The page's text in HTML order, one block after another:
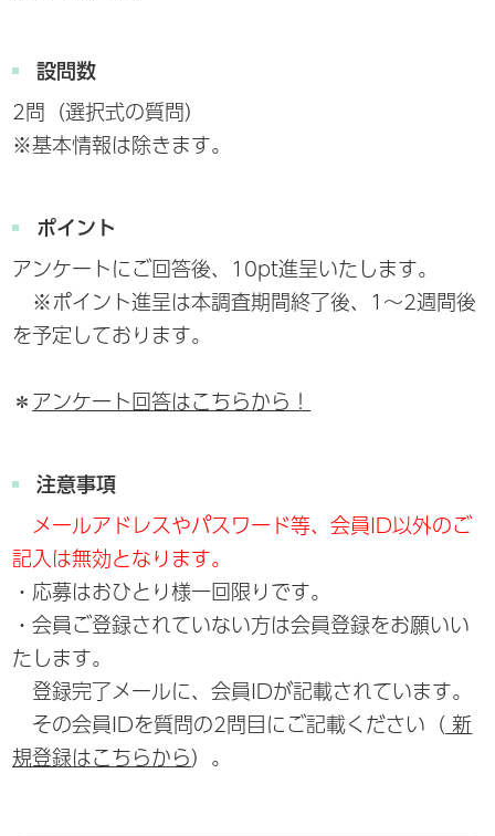
設問数
2問（選択式の質問）
※基本情報は除きます。
ポイント
アンケートにご回答後、10pt進呈いたします。
※ポイント進呈は本調査期間終了後、1～2週間後
を予定しております。
＊ アンケート回答はこちらから！
注意事項
メールアドレスやパスワード等、会員ID以外のご
記入は無効となります。
・応募はおひとり様一回限りです。
・会員ご登録されていない方は会員登録をお願いい
たします。
登録完了メールに、会員IDが記載されています。
その会員IDを質問の2問目にご記載ください（ 新
規登録はこちらから ）。